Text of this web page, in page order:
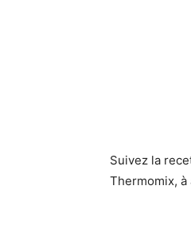
Suivez la
Thermomix, à